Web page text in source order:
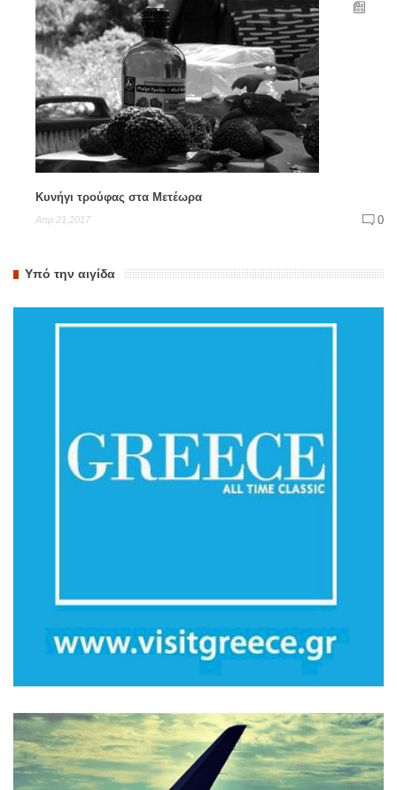
Κυνήγι τρούφας στα Μετέωρα
Απρ 21,2017 0
Υπό την αιγίδα